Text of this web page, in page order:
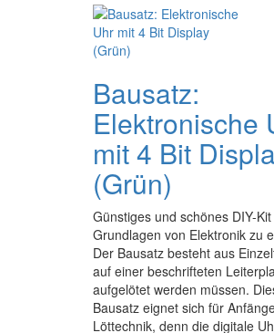
Bausatz:
Elektronische
mit 4 Bit
(Grün)
Günstiges und schönes DIY-
Grundlagen von Elektronik zu
Der Bausatz besteht aus
auf einer beschrifteten
aufgelötet werden müssen.
Bausatz eignet sich für
Löttechnik, denn die digitale